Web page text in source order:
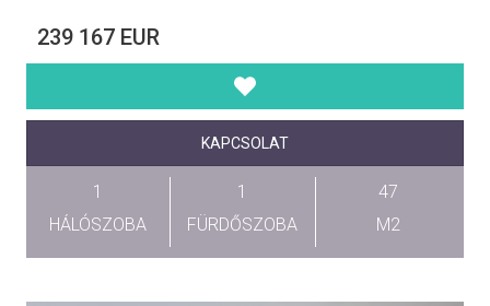
239 167 EUR
KAPCSOLAT
1
HÁLÓSZOBA
1
FÜRDŐSZOBA
47
M2